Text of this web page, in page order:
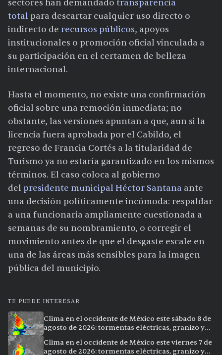
sectores han demandado transparencia
total para descartar cualquier uso directo o
indirecto de recursos públicos, apoyos
institucionales o promoción oficial vinculada a
su participación en el certamen de belleza
internacional.
Hasta el momento, no existe una confirmación
oficial sobre una remoción inmediata; no
obstante, las versiones apuntan a que, aun si la
licencia fuera aprobada por el Cabildo, el
regreso de Francia Cortés a la titularidad de
Turismo ya no estaría garantizado en los mismos
términos. El caso coloca al gobierno
del presidente municipal Héctor Santana ante
una decisión políticamente incómoda: respaldar
a una funcionaria ampliamente cuestionada a
semanas de su nombramiento, o corregir el
movimiento antes de que el desgaste escale en
una de las áreas más sensibles para la imagen
pública del municipio.
TE PUEDE INTERESAR
Clima en el occidente de México este sábado 8 de
agosto de 2026: tormentas eléctricas, granizo y
Clima en el occidente de México este viernes 7 de
agosto de 2026: tormentas eléctricas, granizo y